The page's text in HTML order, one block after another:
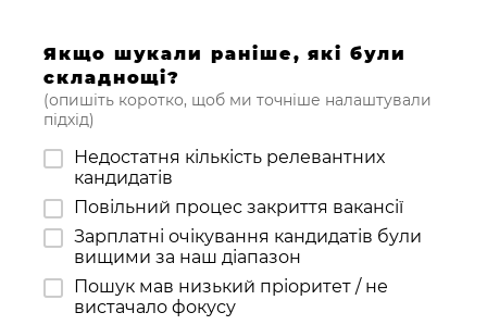
Якщо шукали раніше, які були
складнощі?
(опишіть коротко, щоб ми точніше налаштували
підхід)
Недостатня кількість релевантних
кандидатів
Повільний процес закриття вакансії
Зарплатні очікування кандидатів були
вищими за наш діапазон
Пошук мав низький пріоритет / не
вистачало фокусу